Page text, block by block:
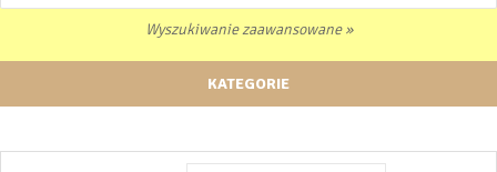
Wyszukiwanie zaawansowane »
KATEGORIE